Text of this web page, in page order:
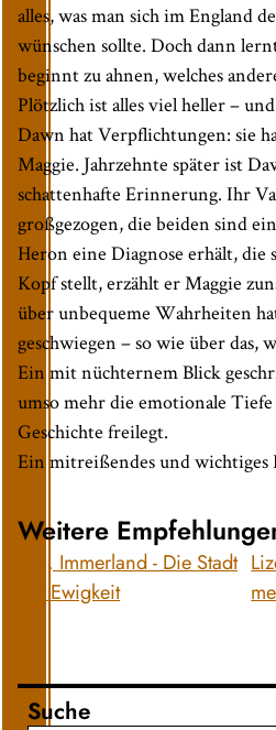
alles, was man sich im England
wünschen sollte. Doch dann
beginnt zu ahnen, welches
Plötzlich ist alles viel heller –
Dawn hat Verpflichtungen: sie
Maggie. Jahrzehnte später ist
schattenhafte Erinnerung. Ihr
großgezogen, die beiden sind
Heron eine Diagnose erhält, die
Kopf stellt, erzählt er Maggie
über unbequeme Wahrheiten
geschwiegen – so wie über das,
Ein mit nüchternem Blick
umso mehr die emotionale
Geschichte freilegt.
Ein mitreißendes und wichtiges
Weitere
Flix, Immerland - Die Stadt
der Ewigkeit
Suche